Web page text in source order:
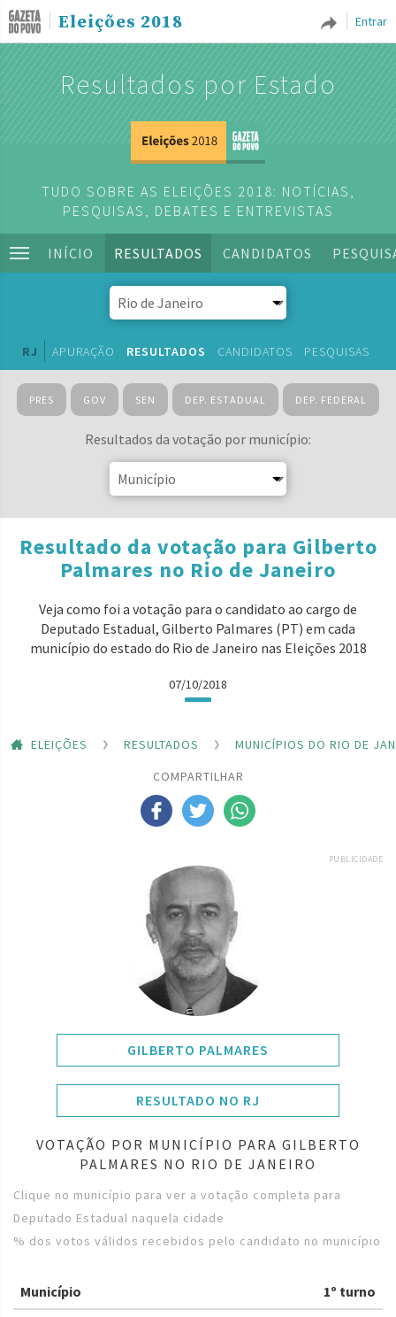
Entrar
Eleições 2018
Resultados por Estado
TUDO SOBRE AS ELEIÇÕES 2018: NOTÍCIAS,
PESQUISAS, DEBATES E ENTREVISTAS
INÍCIO RESULTADOS CANDIDATOS
RJ APURAÇÃO RESULTADOS CANDIDATOS PESQUISAS
PRES GOV SEN DEP. ESTADUAL DEP. FEDERAL
Resultados da votação por município:
Resultado da votação para Gilberto
Palmares no Rio de Janeiro
Veja como foi a votação para o candidato ao cargo de
Deputado Estadual, Gilberto Palmares (PT) em cada
município do estado do Rio de Janeiro nas Eleições 2018
07/10/2018
ELEIÇÕES RESULTADOS
MUNICÍPIOS DO RIO DE
COMPARTILHAR
PUBLICIDADE
GILBERTO PALMARES
RESULTADO NO RJ
VOTAÇÃO POR MUNICÍPIO PARA GILBERTO
PALMARES NO RIO DE JANEIRO
Clique no município para ver a votação completa para
Deputado Estadual naquela cidade
% dos votos válidos recebidos pelo candidato no município
Município 1º turno